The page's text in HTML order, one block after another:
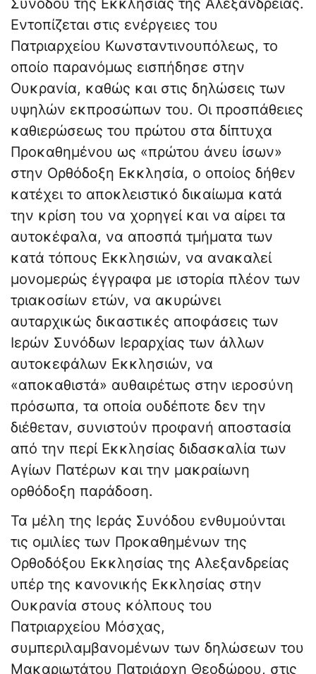
Συνόδου της Εκκλησίας της Αλεξανδρείας.
Εντοπίζεται στις ενέργειες του
Πατριαρχείου Κωνσταντινουπόλεως, το
οποίο παρανόμως εισπήδησε στην
Ουκρανία, καθώς και στις δηλώσεις των
υψηλών εκπροσώπων του. Οι προσπάθειες
καθιερώσεως του πρώτου στα δίπτυχα
Προκαθημένου ως «πρώτου άνευ ίσων»
στην Ορθόδοξη Εκκλησία, ο οποίος δήθεν
κατέχει το αποκλειστικό δικαίωμα κατά
την κρίση του να χορηγεί και να αίρει τα
αυτοκέφαλα, να αποσπά τμήματα των
κατά τόπους Εκκλησιών, να ανακαλεί
μονομερώς έγγραφα με ιστορία πλέον των
τριακοσίων ετών, να ακυρώνει
αυταρχικώς δικαστικές αποφάσεις των
Ιερών Συνόδων Ιεραρχίας των άλλων
αυτοκεφάλων Εκκλησιών, να
«αποκαθιστά» αυθαιρέτως στην ιεροσύνη
πρόσωπα, τα οποία ουδέποτε δεν την
διέθεταν, συνιστούν προφανή αποστασία
από την περί Εκκλησίας διδασκαλία των
Αγίων Πατέρων και την μακραίωνη
ορθόδοξη παράδοση.
Τα μέλη της Ιεράς Συνόδου ενθυμούνται
τις ομιλίες των Προκαθημένων της
Ορθοδόξου Εκκλησίας της Αλεξανδρείας
υπέρ της κανονικής Εκκλησίας στην
Ουκρανία στους κόλπους του
Πατριαρχείου Μόσχας,
συμπεριλαμβανομένων των δηλώσεων του
Μακαριωτάτου Πατριάρχη Θεοδώρου, στις